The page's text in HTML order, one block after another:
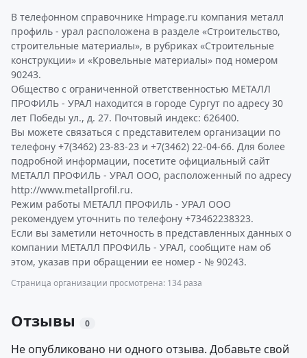
В телефонном справочнике Hmpage.ru компания металл
профиль - урал расположена в разделе «Строительство,
строительные материалы», в рубриках «Строительные
конструкции» и «Кровельные материалы» под номером
90243.
Общество с ограниченной ответственностью МЕТАЛЛ
ПРОФИЛЬ - УРАЛ находится в городе Сургут по адресу 30
лет Победы ул., д. 27. Почтовый индекс: 626400.
Вы можете связаться с представителем организации по
телефону +7(3462) 23-83-23 и +7(3462) 22-04-66. Для более
подробной информации, посетите официальный сайт
МЕТАЛЛ ПРОФИЛЬ - УРАЛ ООО, расположенный по адресу
http://www.metallprofil.ru.
Режим работы МЕТАЛЛ ПРОФИЛЬ - УРАЛ ООО
рекомендуем уточнить по телефону +73462238323.
Если вы заметили неточность в представленных данных о
компании МЕТАЛЛ ПРОФИЛЬ - УРАЛ, сообщите нам об
этом, указав при обращении ее номер - № 90243.
Страница организации просмотрена: 134 раза
Отзывы 0
Не опубликовано ни одного отзыва. Добавьте свой